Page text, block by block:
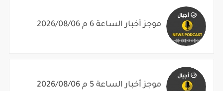
موجز أخبار الساعة 6 م 2026/08/06
موجز أخبار الساعة 5 م 2026/08/06